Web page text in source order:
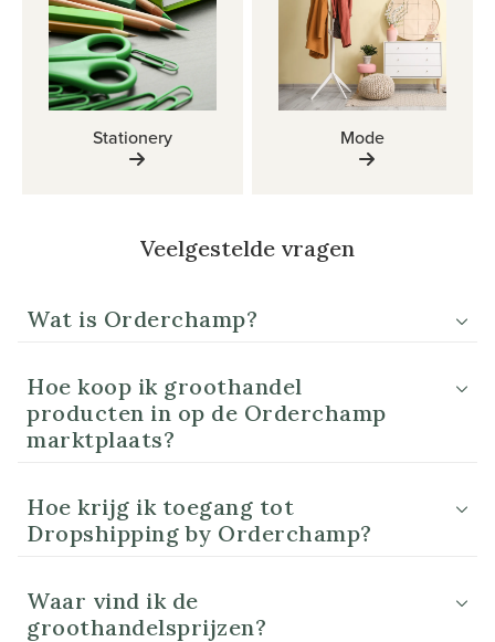
Stationery Mode
Veelgestelde vragen
Wat is Orderchamp?
Hoe koop ik groothandel
producten in op de Orderchamp
marktplaats?
Hoe krijg ik toegang tot
Dropshipping by Orderchamp?
Waar vind ik de
groothandelsprijzen?